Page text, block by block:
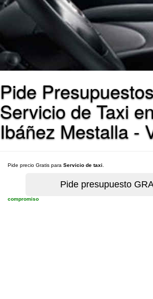
Pide
Servicio de Taxi
Ibáñez Mestalla -
Pide precio Gratis para Servicio de taxi
compromiso